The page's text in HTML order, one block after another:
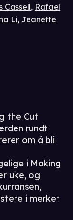
Cassell, Rafael
Li, Jeanette
the Cut
rundt
om å bli
i Making
uke, og
i merket